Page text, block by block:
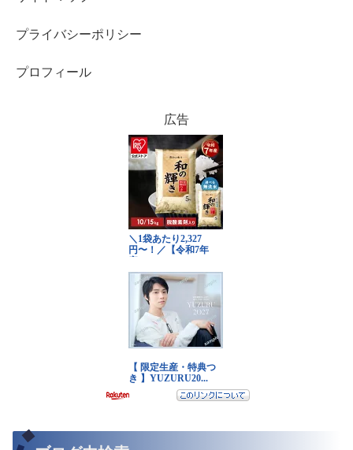
プライバシーポリシー
プロフィール
広告